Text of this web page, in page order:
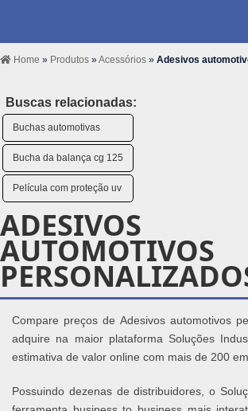
Home » Produtos »Acessórios » Adesivos
Buscas relacionadas:
Buchas automotivas
Bucha da balança cg 125
Película com proteção uv
ADESIVOS
AUTOMOTIVOS
Compare preços de Adesivos automotivos
adquire na maior plataforma Soluções
estimativa de valor online com mais de 200
Possuindo dezenas de distribuidores, o